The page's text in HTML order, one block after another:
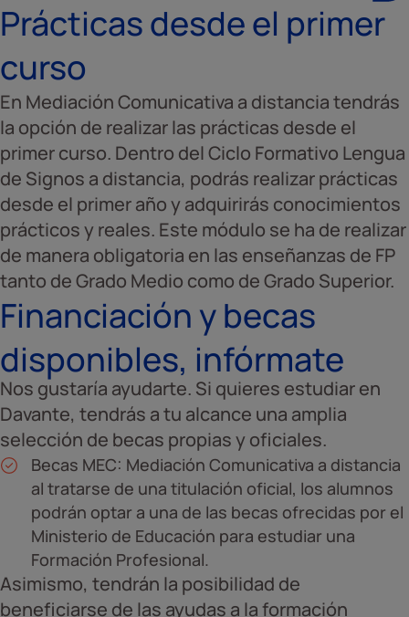
Prácticas desde el primer
curso
En Mediación Comunicativa a distancia tendrás
la opción de realizar las prácticas desde el
primer curso. Dentro del Ciclo Formativo Lengua
de Signos a distancia, podrás realizar prácticas
desde el primer año y adquirirás conocimientos
prácticos y reales. Este módulo se ha de realizar
de manera obligatoria en las enseñanzas de FP
tanto de Grado Medio como de Grado Superior.
Financiación y becas
disponibles, infórmate
Nos gustaría ayudarte. Si quieres estudiar en
Davante, tendrás a tu alcance una amplia
selección de becas propias y oficiales.
Becas MEC: Mediación Comunicativa a distancia
al tratarse de una titulación oficial, los alumnos
podrán optar a una de las becas ofrecidas por el
Ministerio de Educación para estudiar una
Formación Profesional.
Asimismo, tendrán la posibilidad de
beneficiarse de las ayudas a la formación